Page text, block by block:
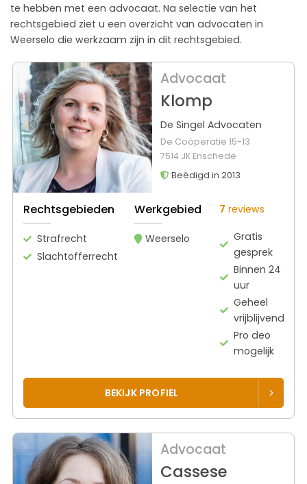
te hebben met een advocaat. Na selectie van het
rechtsgebied ziet u een overzicht van advocaten in
Weerselo die werkzaam zijn in dit rechtsgebied.
Advocaat
Klomp
De Singel Advocaten
De Coöperatie 15-13
7514 JK Enschede
Beëdigd in 2013
Rechtsgebieden
Strafrecht
Slachtofferrecht
Werkgebied
Weerselo
7 reviews
Gratis
gesprek
Binnen 24
uur
Geheel
vrijblijvend
Pro deo
mogelijk
BEKIJK PROFIEL
Advocaat
Cassese